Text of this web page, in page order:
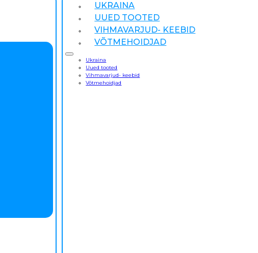
UKRAINA
UUED TOOTED
VIHMAVARJUD- KEEBID
VÕTMEHOIDJAD
Ukraina
Uued tooted
Vihmavarjud- keebid
Võtmehoidjad